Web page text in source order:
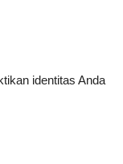
identitas Anda